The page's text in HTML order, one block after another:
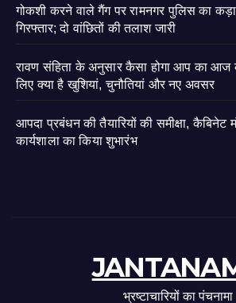
गोकशी करने वाले गैंग पर रामनगर पुलिस का कड़ा
गिरफ्तार; दो वांछितों की तलाश जारी
रावण संहिता के अनुसार कैसा होगा आप का
लिए क्या है खुशियां, चुनौतियां और नए अवसर
आपदा प्रबंधन की तैयारियों की समीक्षा, कैबिनेट
कार्यशाला का किया शुभारंभ
भ्रष्टाचारियों का पंचनामा